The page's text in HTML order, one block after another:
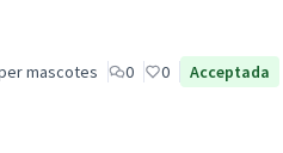
mascotes 0 0 Acceptada